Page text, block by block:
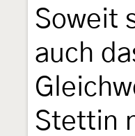
Soweit
auch
Stettin